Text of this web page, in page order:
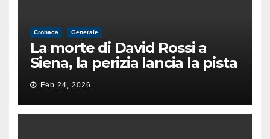
Cronaca Generale
La morte di David Rossi a
Siena, la perizia lancia la pista
di un’intimidazione finita
male
Feb 24, 2026